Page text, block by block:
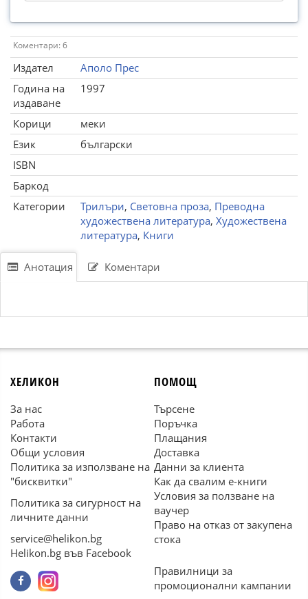
Коментари: 6
Издател
Аполо Прес
Година на
издаване
1997
Корици
меки
Език
български
ISBN
Баркод
Категории
Трилъри, Световна проза, Преводна
художествена литература, Художествена
литература, Книги
Анотация Коментари
ХЕЛИКОН
За нас
Работа
Контакти
Общи условия
Политика за използване на
"бисквитки"
Политика за сигурност на
личните данни
service@helikon.bg
Helikon.bg във Facebook
ПОМОЩ
Търсене
Поръчка
Плащания
Доставка
Данни за клиента
Как да свалим е-книги
Условия за ползване на
ваучер
Право на отказ от закупена
стока
Правилници за
промоционални кампании